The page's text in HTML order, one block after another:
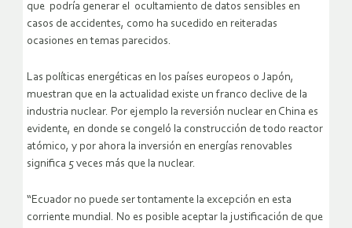
que podría generar el ocultamiento de datos sensibles en
casos de accidentes, como ha sucedido en reiteradas
ocasiones en temas parecidos.
Las políticas energéticas en los países europeos o Japón,
muestran que en la actualidad existe un franco declive de la
industria nuclear. Por ejemplo la reversión nuclear en China es
evidente, en donde se congeló la construcción de todo reactor
atómico, y por ahora la inversión en energías renovables
significa 5 veces más que la nuclear.
“Ecuador no puede ser tontamente la excepción en esta
corriente mundial. No es posible aceptar la justificación de que